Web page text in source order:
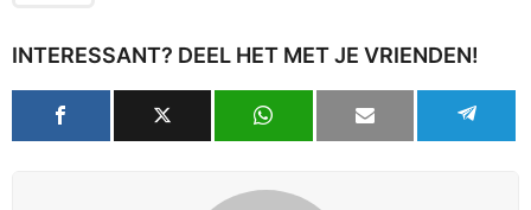
INTERESSANT? DEEL HET MET JE VRIENDEN!